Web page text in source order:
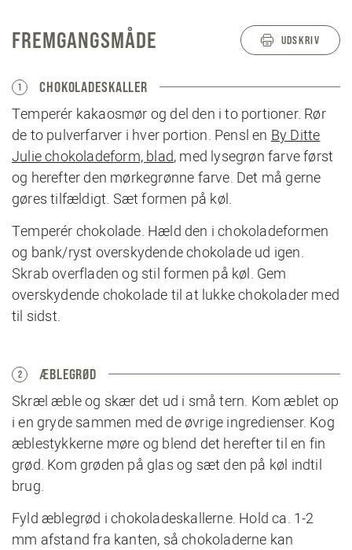
FREMGANGSMÅDE UDSKRIV
1 CHOKOLADESKALLER
Temperér kakaosmør og del den i to portioner. Rør
de to pulverfarver i hver portion. Pensl en By Ditte
Julie chokoladeform, blad, med lysegrøn farve først
og herefter den mørkegrønne farve. Det må gerne
gøres tilfældigt. Sæt formen på køl.
Temperér chokolade. Hæld den i chokoladeformen
og bank/ryst overskydende chokolade ud igen.
Skrab overfladen og stil formen på køl. Gem
overskydende chokolade til at lukke chokolader med
til sidst.
2 ÆBLEGRØD
Skræl æble og skær det ud i små tern. Kom æblet op
i en gryde sammen med de øvrige ingredienser. Kog
æblestykkerne møre og blend det herefter til en fin
grød. Kom grøden på glas og sæt den på køl indtil
brug.
Fyld æblegrød i chokoladeskallerne. Hold ca. 1-2
mm afstand fra kanten, så chokoladerne kan